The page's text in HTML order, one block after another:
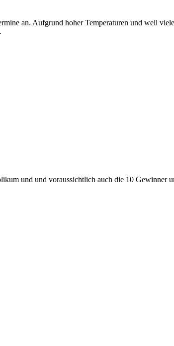
an. Aufgrund hoher Temperaturen und weil
und und voraussichtlich auch die 10 Gewinner